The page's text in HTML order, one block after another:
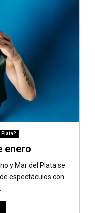
enero
y Mar del Plata se
espectáculos con